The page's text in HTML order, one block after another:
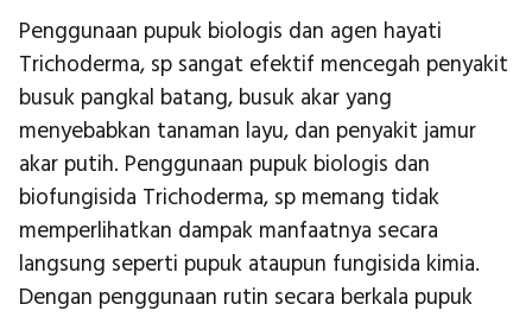
Penggunaan pupuk biologis dan agen hayati
Trichoderma, sp sangat efektif mencegah penyakit
busuk pangkal batang, busuk akar yang
menyebabkan tanaman layu, dan penyakit jamur
akar putih. Penggunaan pupuk biologis dan
biofungisida Trichoderma, sp memang tidak
memperlihatkan dampak manfaatnya secara
langsung seperti pupuk ataupun fungisida kimia.
Dengan penggunaan rutin secara berkala pupuk